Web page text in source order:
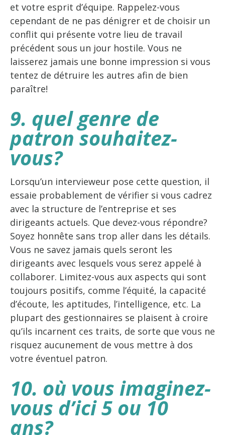
et votre esprit d’équipe. Rappelez-vous
cependant de ne pas dénigrer et de choisir un
conflit qui présente votre lieu de travail
précédent sous un jour hostile. Vous ne
laisserez jamais une bonne impression si vous
tentez de détruire les autres afin de bien
paraître!
9. quel genre de
patron souhaitez-
vous?
Lorsqu’un intervieweur pose cette question, il
essaie probablement de vérifier si vous cadrez
avec la structure de l’entreprise et ses
dirigeants actuels. Que devez-vous répondre?
Soyez honnête sans trop aller dans les détails.
Vous ne savez jamais quels seront les
dirigeants avec lesquels vous serez appelé à
collaborer. Limitez-vous aux aspects qui sont
toujours positifs, comme l’équité, la capacité
d’écoute, les aptitudes, l’intelligence, etc. La
plupart des gestionnaires se plaisent à croire
qu’ils incarnent ces traits, de sorte que vous ne
risquez aucunement de vous mettre à dos
votre éventuel patron.
10. où vous imaginez-
vous d’ici 5 ou 10
ans?